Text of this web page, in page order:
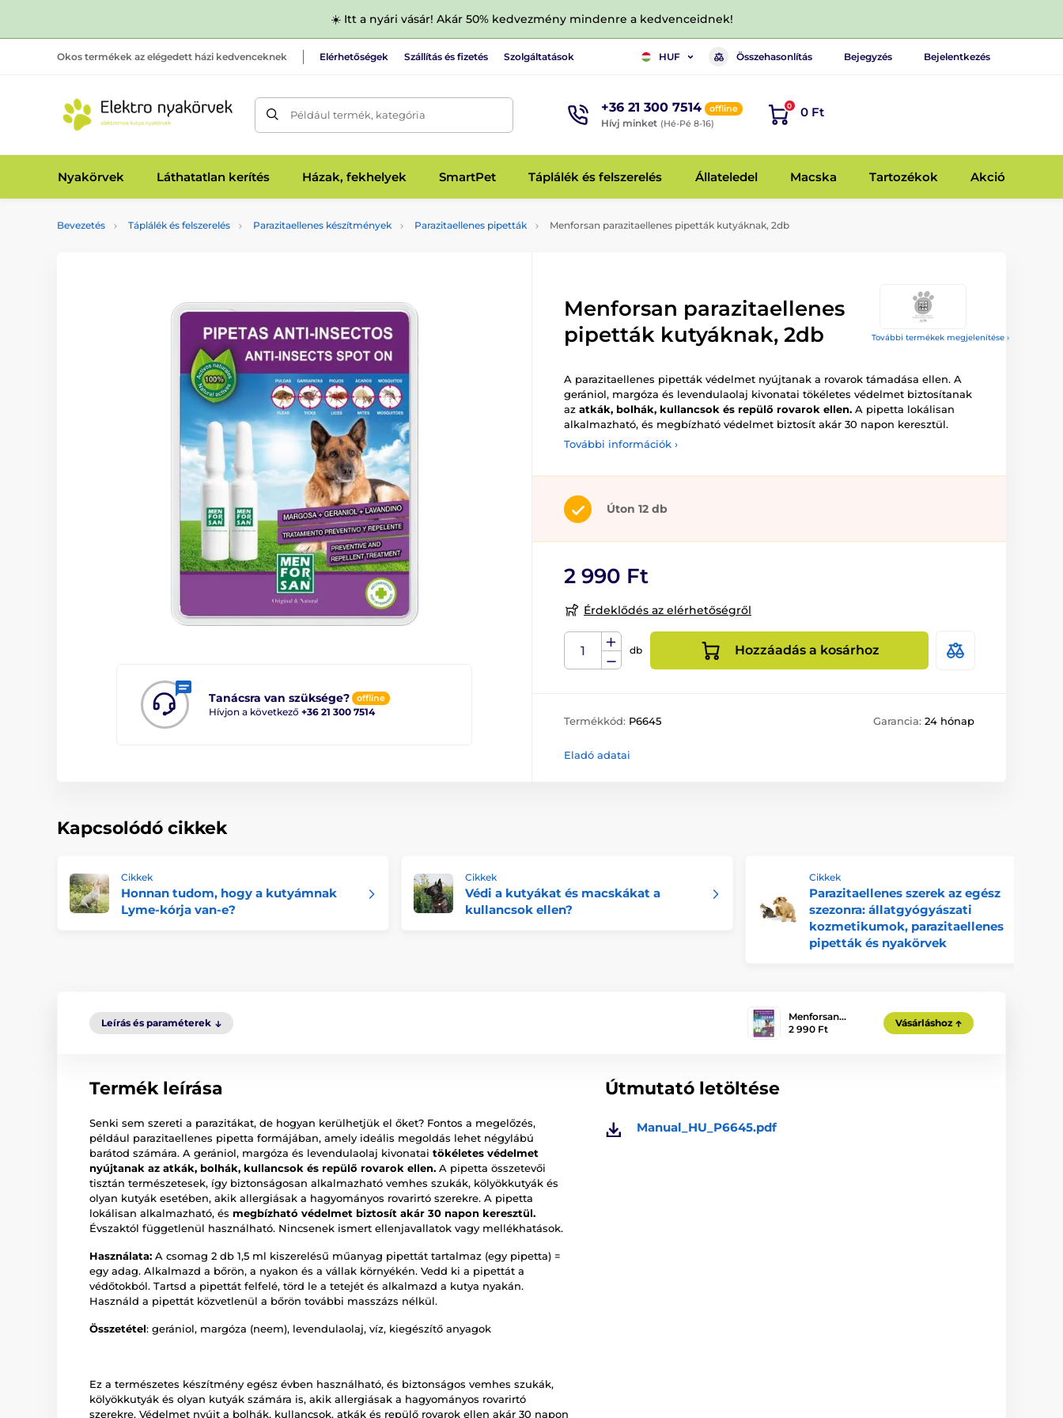
☀️ Itt a nyári vásár! Akár 50% kedvezmény mindenre a kedvenceidnek!
Okos termékek az elégedett házi kedvenceknek Elérhetőségek Szállítás és fizetés Szolgáltatások HUF Összehasonlítás Bejegyzés Bejelentkezés
Például termék, kategória +36 21 300 7514 offline
Hívj minket (Hé-Pé 8-16)
0 0 Ft
Nyakörvek Láthatatlan kerítés Házak, fekhelyek SmartPet Táplálék és felszerelés Állateledel Macska Tartozékok Akció
Bevezetés Táplálék és felszerelés Parazitaellenes készítmények Parazitaellenes pipetták Menforsan parazitaellenes pipetták kutyáknak, 2db
További termékek megjelenítése ›
Tanácsra van szüksége? offline
Hívjon a következő +36 21 300 7514
Menforsan parazitaellenes
pipetták kutyáknak, 2db
A parazitaellenes pipetták védelmet nyújtanak a rovarok támadása ellen. A
gerániol, margóza és levendulaolaj kivonatai tökéletes védelmet biztosítanak
az atkák, bolhák, kullancsok és repülő rovarok ellen. A pipetta lokálisan
alkalmazható, és megbízható védelmet biztosít akár 30 napon keresztül.
További információk ›
Úton 12 db
2 990 Ft
Érdeklődés az elérhetőségről
db Hozzáadás a kosárhoz
Termékkód: P6645 Garancia: 24 hónap
Eladó adatai
Kapcsolódó cikkek
Cikkek
Honnan tudom, hogy a kutyámnak
Lyme-kórja van-e?
Cikkek
Védi a kutyákat és macskákat a
kullancsok ellen?
Cikkek
Parazitaellenes szerek az egész
szezonra: állatgyógyászati ​​
kozmetikumok, parazitaellenes
pipetták és nyakörvek
Leírás és paraméterek
Menforsan…
2 990 Ft
Vásárláshoz
Termék leírása
Senki sem szereti a parazitákat, de hogyan kerülhetjük el őket? Fontos a megelőzés,
például parazitaellenes pipetta formájában, amely ideális megoldás lehet négylábú
barátod számára. A gerániol, margóza és levendulaolaj kivonatai tökéletes védelmet
nyújtanak az atkák, bolhák, kullancsok és repülő rovarok ellen. A pipetta összetevői
tisztán természetesek, így biztonságosan alkalmazható vemhes szukák, kölyökkutyák és
olyan kutyák esetében, akik allergiásak a hagyományos rovarirtó szerekre. A pipetta
lokálisan alkalmazható, és megbízható védelmet biztosít akár 30 napon keresztül.
Évszaktól függetlenül használható. Nincsenek ismert ellenjavallatok vagy mellékhatások.
Használata: A csomag 2 db 1,5 ml kiszerelésű műanyag pipettát tartalmaz (egy pipetta) =
egy adag. Alkalmazd a bőrön, a nyakon és a vállak környékén. Vedd ki a pipettát a
védőtokból. Tartsd a pipettát felfelé, törd le a tetejét és alkalmazd a kutya nyakán.
Használd a pipettát közvetlenül a bőrön további masszázs nélkül.
Összetétel: gerániol, margóza (neem), levendulaolaj, víz, kiegészítő anyagok
Ez a természetes készítmény egész évben használható, és biztonságos vemhes szukák,
kölyökkutyák és olyan kutyák számára is, akik allergiásak a hagyományos rovarirtó
szerekre. Védelmet nyújt a bolhák, kullancsok, atkák és repülő rovarok ellen akár 30 napon
Útmutató letöltése
Manual_HU_P6645.pdf